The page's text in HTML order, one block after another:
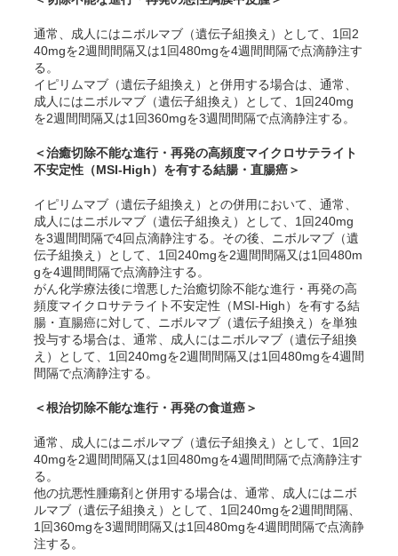
通常、成人にはニボルマブ（遺伝子組換え）として、1回2
40mgを2週間間隔又は1回480mgを4週間間隔で点滴静注す
る。
イピリムマブ（遺伝子組換え）と併用する場合は、通常、
成人にはニボルマブ（遺伝子組換え）として、1回240mg
を2週間間隔又は1回360mgを3週間間隔で点滴静注する。
＜治癒切除不能な進行・再発の高頻度マイクロサテライト
不安定性（MSI-High）を有する結腸・直腸癌＞
イピリムマブ（遺伝子組換え）との併用において、通常、
成人にはニボルマブ（遺伝子組換え）として、1回240mg
を3週間間隔で4回点滴静注する。その後、ニボルマブ（遺
伝子組換え）として、1回240mgを2週間間隔又は1回480m
gを4週間間隔で点滴静注する。
がん化学療法後に増悪した治癒切除不能な進行・再発の高
頻度マイクロサテライト不安定性（MSI-High）を有する結
腸・直腸癌に対して、ニボルマブ（遺伝子組換え）を単独
投与する場合は、通常、成人にはニボルマブ（遺伝子組換
え）として、1回240mgを2週間間隔又は1回480mgを4週間
間隔で点滴静注する。
＜根治切除不能な進行・再発の食道癌＞
通常、成人にはニボルマブ（遺伝子組換え）として、1回2
40mgを2週間間隔又は1回480mgを4週間間隔で点滴静注す
る。
他の抗悪性腫瘍剤と併用する場合は、通常、成人にはニボ
ルマブ（遺伝子組換え）として、1回240mgを2週間間隔、
1回360mgを3週間間隔又は1回480mgを4週間間隔で点滴静
注する。